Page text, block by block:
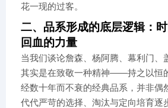
花一现的过客。
二、品系形成的底层逻辑：
回血的力量
当我们谈论詹森、杨阿腾、幕利门、
其实是在致敬一种精神——持之以恒
经数十年而不衰的经典品系，并非偶
代代严苛的选择、淘汰与定向培育逐